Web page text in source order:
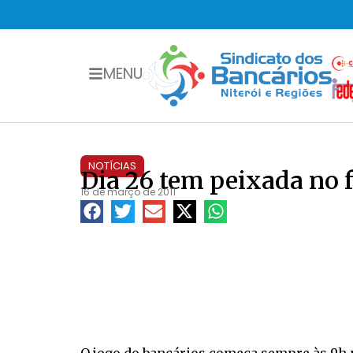
MENU
NOTÍCIAS
Dia 26 tem peixada no
16 de março de 2011